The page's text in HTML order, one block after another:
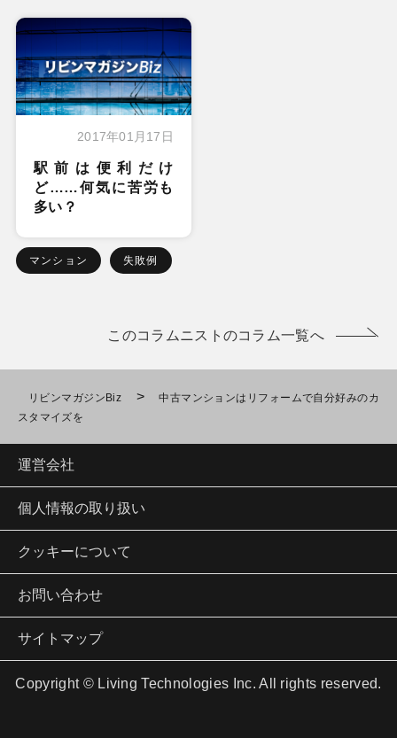
2017年01月17日
駅前は便利だけ
ど……何気に苦労も
多い？
マンション 失敗例
このコラムニストのコラム一覧へ
リビンマガジンBiz >
中古マンションはリフォームで自分好みのカ
スタマイズを
運営会社
個人情報の取り扱い
クッキーについて
お問い合わせ
サイトマップ
Copyright © Living Technologies Inc. All rights reserved.